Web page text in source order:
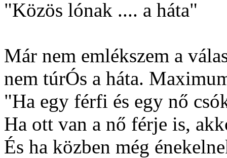
"Közös lónak .... a háta"
Már nem emlékszem a
nem túrÓs a háta.
"Ha egy férfi és egy nő
Ha ott van a nő férje is,
És ha közben még